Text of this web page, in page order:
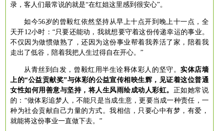
录，客人们最常说的就是“在红姐这里感到很安心”。
如今56岁的曾毅红依然坚持从早上十点开到晚上十一点，全
天开12小时：“只要还能动，我就想要守着这份传递幸运的事业。
不仅因为做惯做熟了，还因为这份事业帮着我养活了家，陪着我
走出了低谷，陪着我把人生过得自在开心。”
从青丝到白发，曾毅红用半生诠释体彩人的坚守。实体店墙
上的“公益贡献奖”与体彩的公益宣传相映生辉，见证着这位普通
女性如何用善意与坚持，将人生风雨绘成动人彩虹。 正如她常说
的： “做体彩追梦人，不能只是当成生意，更要当成一种责任，一
种为社会贡献自己力量的方式。我相信，只要心中有梦，有爱，
就能将这份事业一直做下去。”